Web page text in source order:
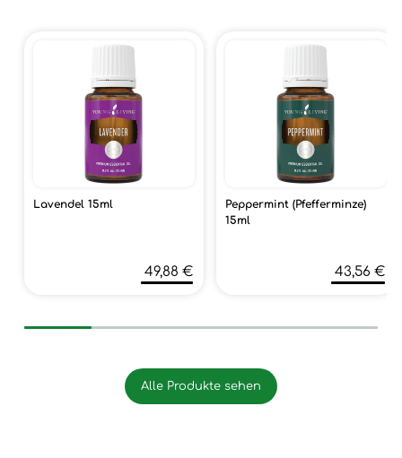
Lavendel 15ml
49,88 €
Peppermint (Pfefferminze)
15ml
43,56 €
Alle Produkte sehen